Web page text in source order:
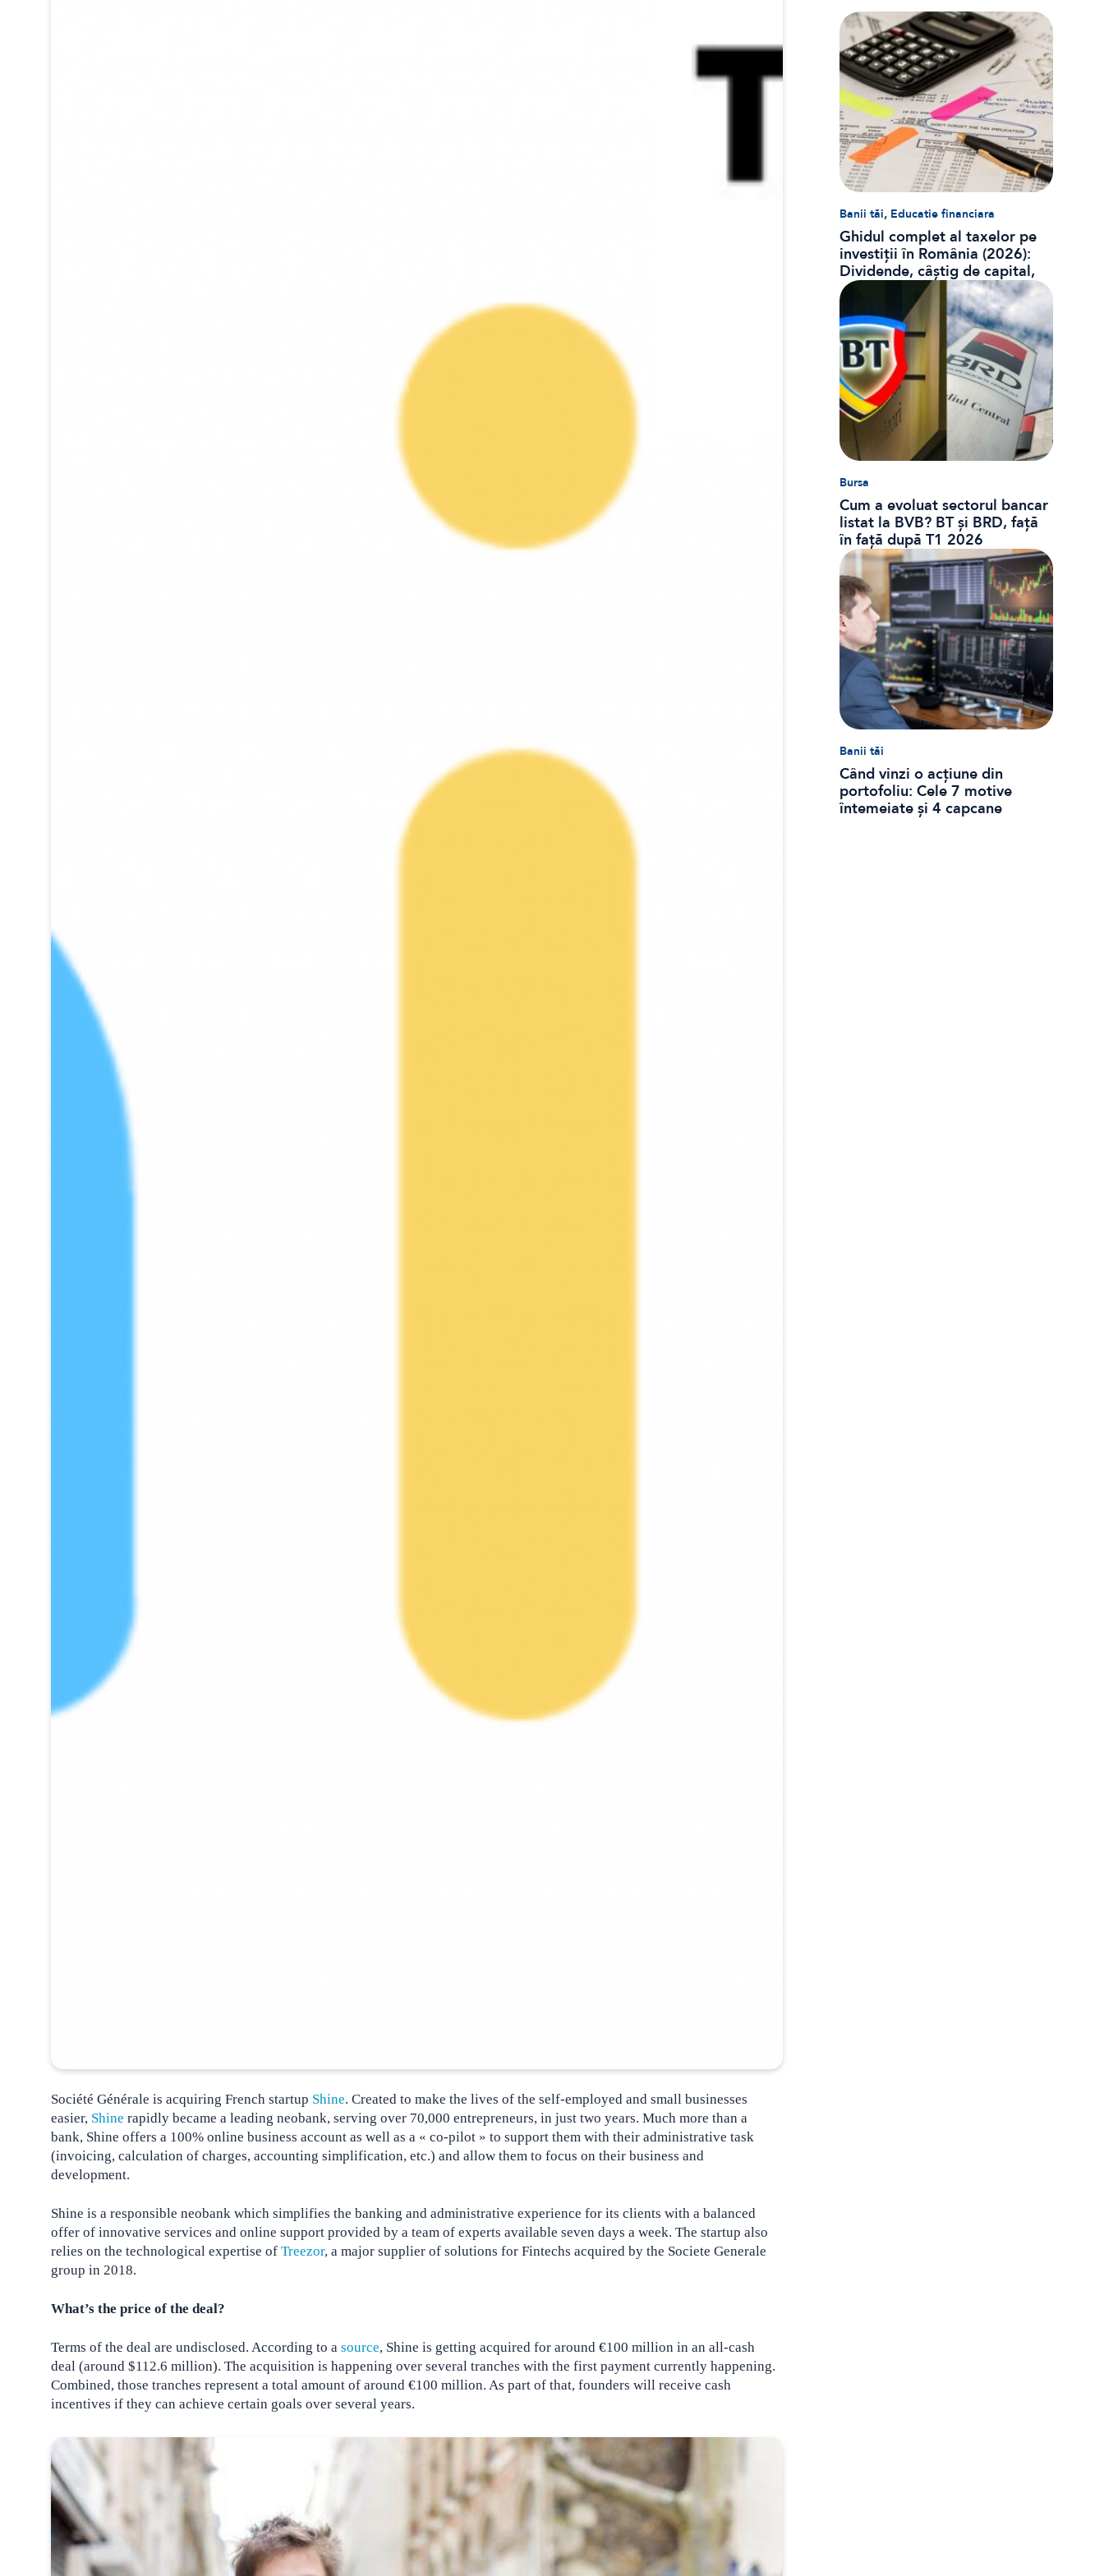
Société Générale is acquiring French startup Shine. Created to make the lives of the self-employed and small businesses
easier, Shine rapidly became a leading neobank, serving over 70,000 entrepreneurs, in just two years. Much more than a
bank, Shine offers a 100% online business account as well as a « co-pilot » to support them with their administrative task
(invoicing, calculation of charges, accounting simplification, etc.) and allow them to focus on their business and
development.
Shine is a responsible neobank which simplifies the banking and administrative experience for its clients with a balanced
offer of innovative services and online support provided by a team of experts available seven days a week. The startup also
relies on the technological expertise of Treezor, a major supplier of solutions for Fintechs acquired by the Societe Generale
group in 2018.
What’s the price of the deal?
Terms of the deal are undisclosed. According to a source, Shine is getting acquired for around €100 million in an all-cash
deal (around $112.6 million). The acquisition is happening over several tranches with the first payment currently happening.
Combined, those tranches represent a total amount of around €100 million. As part of that, founders will receive cash
incentives if they can achieve certain goals over several years.
Banii tăi, Educatie financiara
Ghidul complet al taxelor pe
investiții în România (2026):
Dividende, câștig de capital,
dobânzi și CASS
Bursa
Cum a evoluat sectorul bancar
listat la BVB? BT și BRD, față
în față după T1 2026
Banii tăi
Când vinzi o acțiune din
portofoliu: Cele 7 motive
întemeiate și 4 capcane